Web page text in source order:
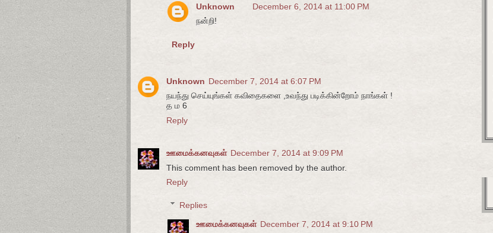
Unknown
December 6, 2014 at 11:00 PM
நன்றி!
Reply
Unknown December 7, 2014 at 6:07 PM
நயந்து செய்யுங்கள் கவிதைகளை ,உவந்து படிக்கின்றோம் நாங்கள் !
த ம 6
Reply
ஊமைக்கனவுகள் December 7, 2014 at 9:09 PM
This comment has been removed by the author.
Reply
Replies
ஊமைக்கனவுகள் December 7, 2014 at 9:10 PM